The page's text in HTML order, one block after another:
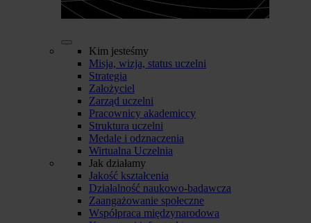
Kim jesteśmy
Misja, wizja, status uczelni
Strategia
Założyciel
Zarząd uczelni
Pracownicy akademiccy
Struktura uczelni
Medale i odznaczenia
Wirtualna Uczelnia
Jak działamy
Jakość kształcenia
Działalność naukowo-badawcza
Zaangażowanie społeczne
Współpraca międzynarodowa